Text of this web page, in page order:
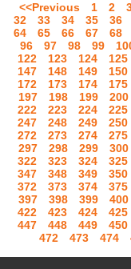
<<Previous 1 2
32
33 34 35 36
64
65 66 67 68
96
97 98 99
122
123 124 125
147
148 149 150
172
173 174 175
197
198 199 200
222
223 224 225
247
248 249 250
272
273 274 275
297
298 299 300
322
323 324 325
347
348 349 350
372
373 374 375
397
398 399 400
422
423 424 425
447
448 449 450
472
473 474